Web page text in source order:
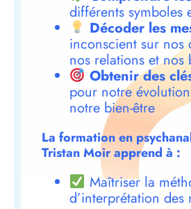
différents symboles
Décoder les
inconscient sur nos
nos relations et nos
Obtenir des
pour notre
notre bien-être
La formation en
Tristan Moir apprend à :
Maîtriser la
d’interprétation des